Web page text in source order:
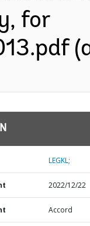
for
LEGKL;
2022/12/22
Accord